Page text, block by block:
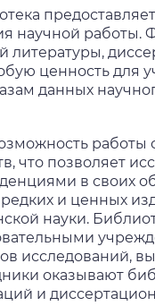
научной
литературы,
ценность для
данных
что позволяет
в своих
и ценных
науки.
исследований,
оказывают
и